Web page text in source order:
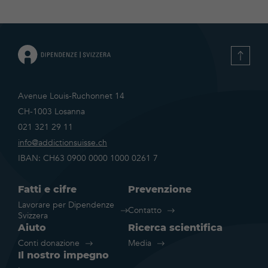
Avenue Louis-Ruchonnet 14
CH-1003 Losanna
021 321 29 11
info@addictionsuisse.ch
IBAN: CH63 0900 0000 1000 0261 7
Fatti e cifre
Lavorare per Dipendenze
Svizzera
Prevenzione
Contatto
Aiuto
Conti donazione
Ricerca scientifica
Media
Il nostro impegno